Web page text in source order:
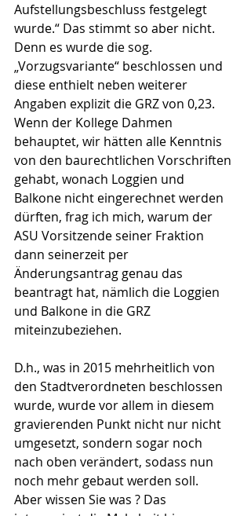
Aufstellungsbeschluss festgelegt
wurde.“ Das stimmt so aber nicht.
Denn es wurde die sog.
„Vorzugsvariante“ beschlossen und
diese enthielt neben weiterer
Angaben explizit die GRZ von 0,23.
Wenn der Kollege Dahmen
behauptet, wir hätten alle Kenntnis
von den baurechtlichen Vorschriften
gehabt, wonach Loggien und
Balkone nicht eingerechnet werden
dürften, frag ich mich, warum der
ASU Vorsitzende seiner Fraktion
dann seinerzeit per
Änderungsantrag genau das
beantragt hat, nämlich die Loggien
und Balkone in die GRZ
miteinzubeziehen.
D.h., was in 2015 mehrheitlich von
den Stadtverordneten beschlossen
wurde, wurde vor allem in diesem
gravierenden Punkt nicht nur nicht
umgesetzt, sondern sogar noch
nach oben verändert, sodass nun
noch mehr gebaut werden soll.
Aber wissen Sie was ? Das